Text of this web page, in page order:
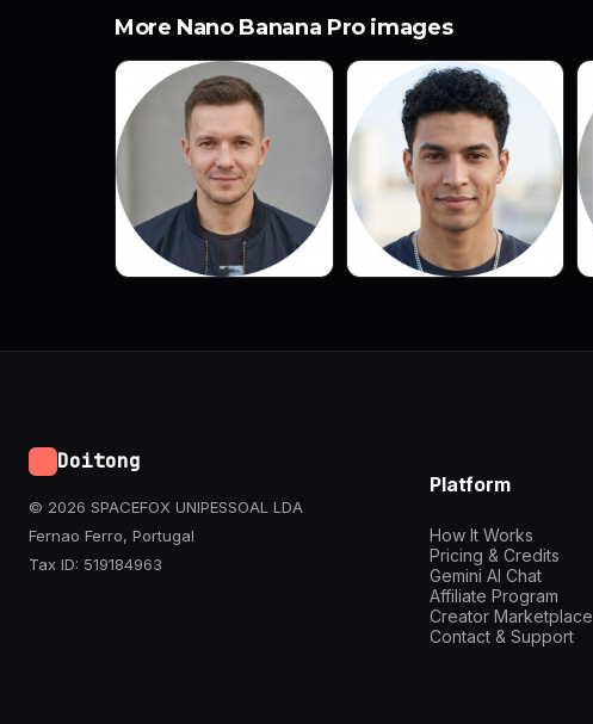
More Nano Banana Pro images
Doitong
© 2026 SPACEFOX UNIPESSOAL LDA
Fernao Ferro, Portugal
Tax ID: 519184963
Platform
How It Works
Pricing & Credits
Gemini AI Chat
Affiliate Program
Creator Marketplace
Contact & Support